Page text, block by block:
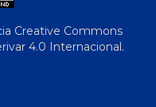
Creative Commons
4.0 Internacional.